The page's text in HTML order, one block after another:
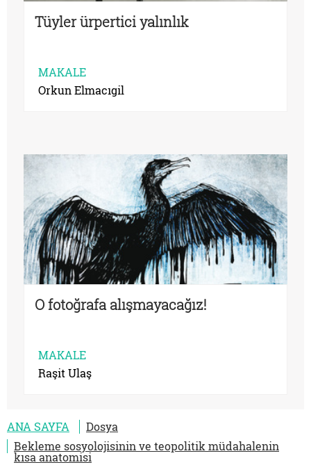
Tüyler ürpertici yalınlık
MAKALE
Orkun Elmacıgil
O fotoğrafa alışmayacağız!
MAKALE
Raşit Ulaş
ANA SAYFA
Dosya
Bekleme sosyolojisinin ve teopolitik müdahalenin
kısa anatomisi